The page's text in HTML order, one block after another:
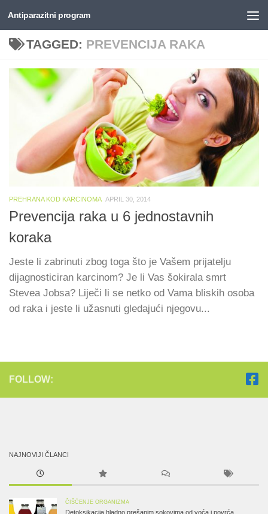
Skip to content
Antiparazitni program
TAGGED: PREVENCIJA RAKA
PREHRANA KOD KARCINOMA APRIL 30, 2014
Prevencija raka u 6 jednostavnih
koraka
Jeste li zabrinuti zbog toga što je Vašem prijatelju
dijagnosticiran karcinom? Je li Vas šokirala smrt
Stevea Jobsa? Liječi li se netko od Vama bliskih osoba
od raka i jeste li užasnuti gledajući njegovu...
FOLLOW:
NAJNOVIJI ČLANCI
ČIŠĆENJE ORGANIZMA
Detoksikacija hladno prešanim sokovima od voća i povrća